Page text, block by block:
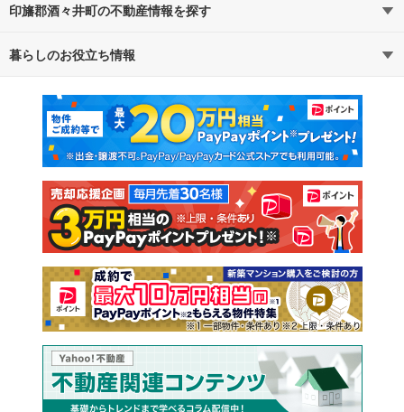
路線・駅から探す
通勤・通学時間から探す
印旛郡酒々井町の不動産情報を探す
不動産・住宅
新築マンション 中古マンション
新築一戸建て 中古一戸建て
注文住宅 土地
売却査定
暮らしのお役立ち情報
マンションカタログ 教えて！住まいの先生